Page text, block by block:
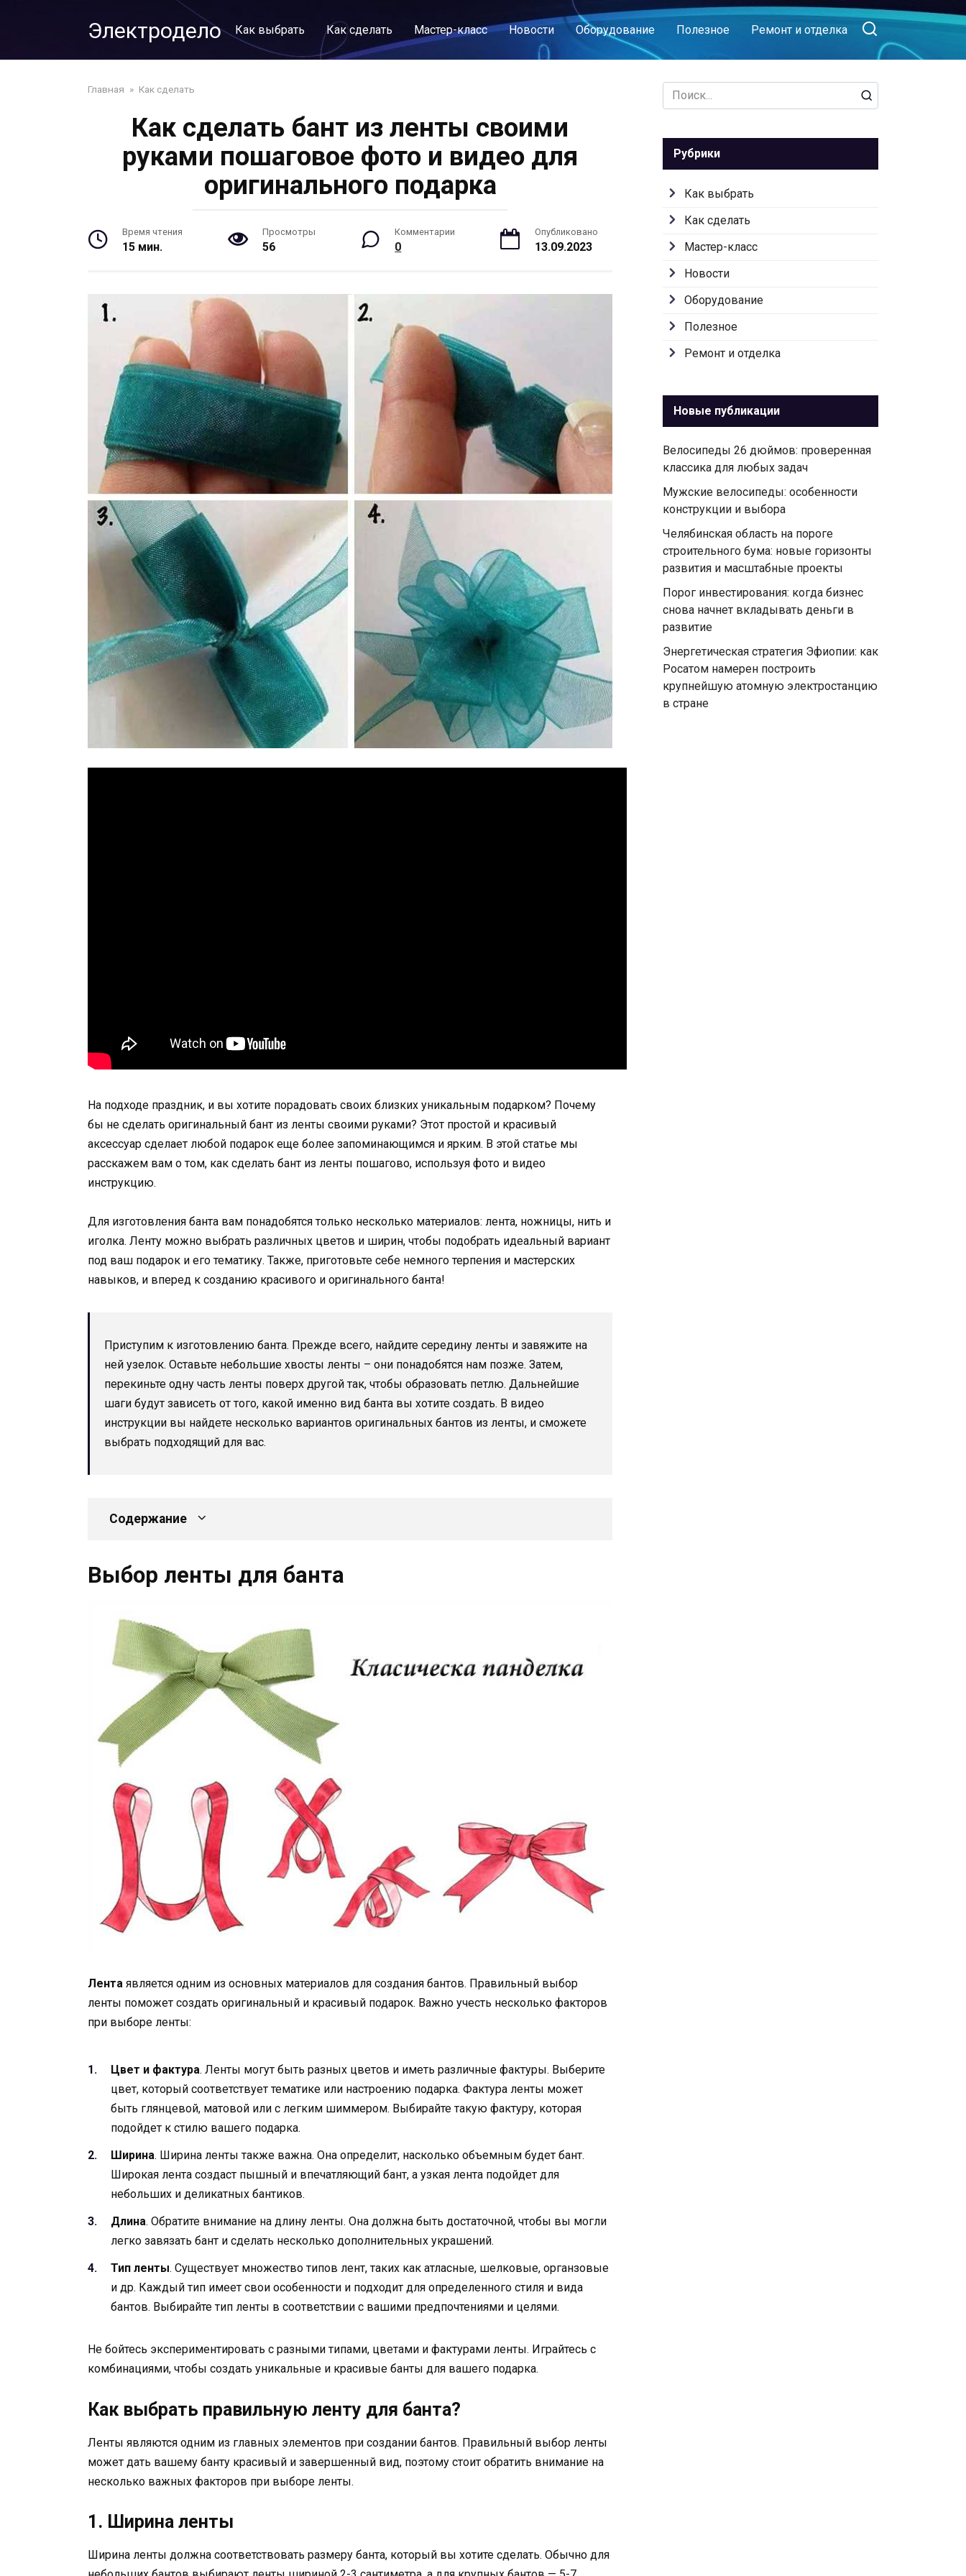
Электродело Как выбрать Как сделать Мастер-класс Новости Оборудование Полезное Ремонт и отделка
Главная » Как сделать
Как сделать бант из ленты своими
руками пошаговое фото и видео для
оригинального подарка
Время чтения
15 мин.
Просмотры
56
Комментарии
0
Опубликовано
13.09.2023
На подходе праздник, и вы хотите порадовать своих близких уникальным подарком? Почему
бы не сделать оригинальный бант из ленты своими руками? Этот простой и красивый
аксессуар сделает любой подарок еще более запоминающимся и ярким. В этой статье мы
расскажем вам о том, как сделать бант из ленты пошагово, используя фото и видео
инструкцию.
Для изготовления банта вам понадобятся только несколько материалов: лента, ножницы, нить и
иголка. Ленту можно выбрать различных цветов и ширин, чтобы подобрать идеальный вариант
под ваш подарок и его тематику. Также, приготовьте себе немного терпения и мастерских
навыков, и вперед к созданию красивого и оригинального банта!
Приступим к изготовлению банта. Прежде всего, найдите середину ленты и завяжите на
ней узелок. Оставьте небольшие хвосты ленты – они понадобятся нам позже. Затем,
перекиньте одну часть ленты поверх другой так, чтобы образовать петлю. Дальнейшие
шаги будут зависеть от того, какой именно вид банта вы хотите создать. В видео
инструкции вы найдете несколько вариантов оригинальных бантов из ленты, и сможете
выбрать подходящий для вас.
Содержание
Выбор ленты для банта
Лента является одним из основных материалов для создания бантов. Правильный выбор
ленты поможет создать оригинальный и красивый подарок. Важно учесть несколько факторов
при выборе ленты:
Цвет и фактура. Ленты могут быть разных цветов и иметь различные фактуры. Выберите
цвет, который соответствует тематике или настроению подарка. Фактура ленты может
быть глянцевой, матовой или с легким шиммером. Выбирайте такую фактуру, которая
подойдет к стилю вашего подарка.
Ширина. Ширина ленты также важна. Она определит, насколько объемным будет бант.
Широкая лента создаст пышный и впечатляющий бант, а узкая лента подойдет для
небольших и деликатных бантиков.
Длина. Обратите внимание на длину ленты. Она должна быть достаточной, чтобы вы могли
легко завязать бант и сделать несколько дополнительных украшений.
Тип ленты. Существует множество типов лент, таких как атласные, шелковые, органзовые
и др. Каждый тип имеет свои особенности и подходит для определенного стиля и вида
бантов. Выбирайте тип ленты в соответствии с вашими предпочтениями и целями.
Не бойтесь экспериментировать с разными типами, цветами и фактурами ленты. Играйтесь с
комбинациями, чтобы создать уникальные и красивые банты для вашего подарка.
Как выбрать правильную ленту для банта?
Ленты являются одним из главных элементов при создании бантов. Правильный выбор ленты
может дать вашему банту красивый и завершенный вид, поэтому стоит обратить внимание на
несколько важных факторов при выборе ленты.
1. Ширина ленты
Ширина ленты должна соответствовать размеру банта, который вы хотите сделать. Обычно для
Search
for:
Рубрики
Как выбрать
Как сделать
Мастер-класс
Новости
Оборудование
Полезное
Ремонт и отделка
Новые публикации
Велосипеды 26 дюймов: проверенная
классика для любых задач
Мужские велосипеды: особенности
конструкции и выбора
Челябинская область на пороге
строительного бумa: новые горизонты
развития и масштабные проекты
Порог инвестирования: когда бизнес
снова начнет вкладывать деньги в
развитие
Энергетическая стратегия Эфиопии: как
Росатом намерен построить
крупнейшую атомную электростанцию
в стране